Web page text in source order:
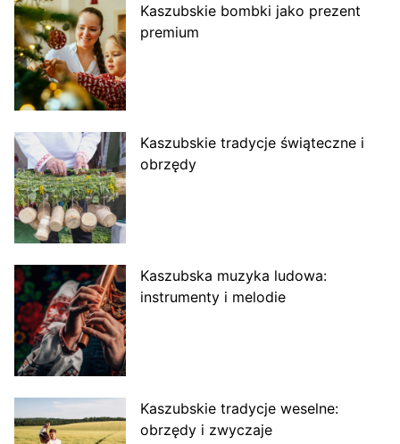
Kaszubskie bombki jako prezent
premium
Kaszubskie tradycje świąteczne i
obrzędy
Kaszubska muzyka ludowa:
instrumenty i melodie
Kaszubskie tradycje weselne:
obrzędy i zwyczaje